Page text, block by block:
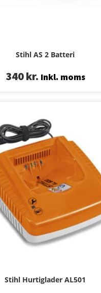
Stihl AS 2 Batteri
340kr. Inkl. moms
Stihl Hurtiglader AL501